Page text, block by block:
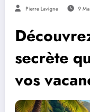
Pierre Lavigne 9
secrète
vos